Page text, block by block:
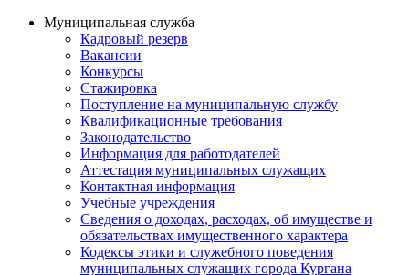
Муниципальная служба
Кадровый резерв
Вакансии
Конкурсы
Стажировка
Поступление на муниципальную службу
Квалификационные требования
Законодательство
Информация для работодателей
Аттестация муниципальных служащих
Контактная информация
Учебные учреждения
Сведения о доходах, расходах, об имуществе и
обязательствах имущественного характера
Кодексы этики и служебного поведения
муниципальных служащих города Кургана